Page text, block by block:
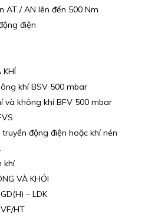
AT / AN lên đến 500 Nm
điện
KHÍ
khí BSV 500 mbar
và không khí BFV 500 mbar
động điện hoặc khí nén
khí
VÀ KHÓI
– LDK
HT